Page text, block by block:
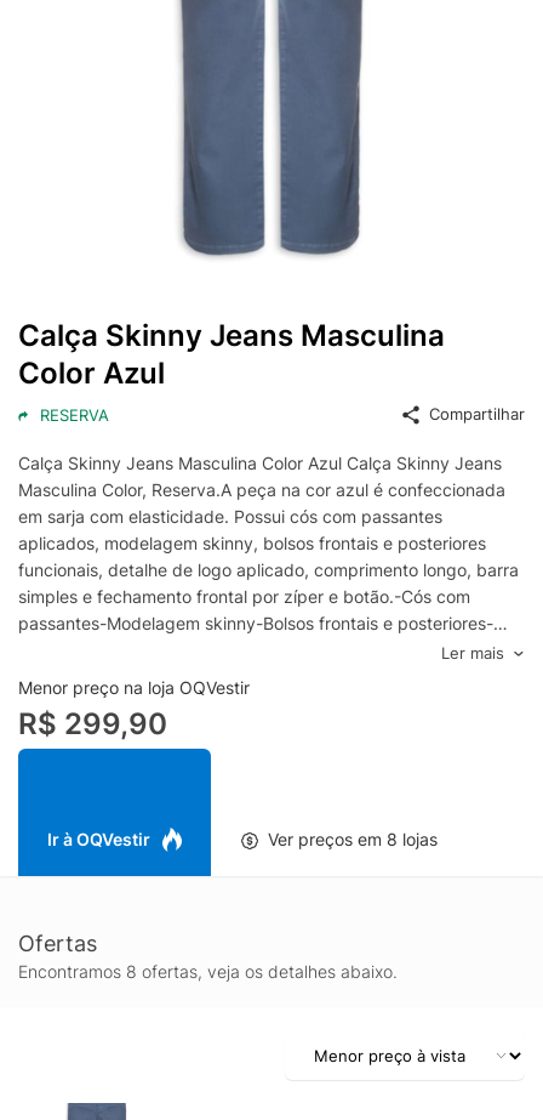
Calça Skinny Jeans Masculina
Color Azul
RESERVA Compartilhar
Calça Skinny Jeans Masculina Color Azul Calça Skinny Jeans
Masculina Color, Reserva.A peça na cor azul é confeccionada
em sarja com elasticidade. Possui cós com passantes
aplicados, modelagem skinny, bolsos frontais e posteriores
funcionais, detalhe de logo aplicado, comprimento longo, barra
simples e fechamento frontal por zíper e botão.-Cós com
passantes-Modelagem skinny-Bolsos frontais e posteriores-
Detalhe de logo aplicado-Comprimento longo-Barra simples-
Fechamento por zíper e botãoEspecificações & CuidadosModo
de lavagem: Lavar à máquinaComposição: 72% Algodão, 25%
Poliéster, 3% ElastanoCor: Azul Marca: Reserva
Ler mais
Menor preço na loja OQVestir
R$ 299,90
Ir à OQVestir Ver preços em 8 lojas
Ofertas
Encontramos 8 ofertas, veja os detalhes abaixo.